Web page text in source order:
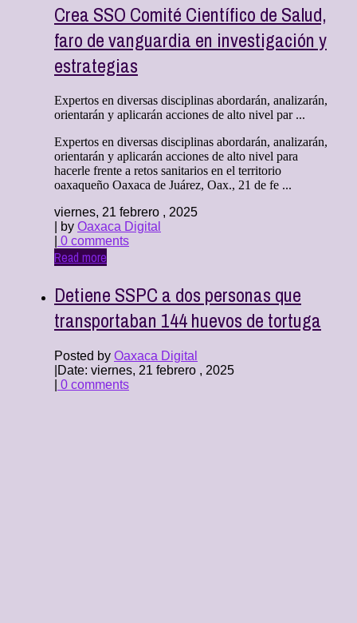
Crea SSO Comité Científico de Salud,
faro de vanguardia en investigación y
estrategias
Expertos en diversas disciplinas abordarán, analizarán,
orientarán y aplicarán acciones de alto nivel par ...
Expertos en diversas disciplinas abordarán, analizarán,
orientarán y aplicarán acciones de alto nivel para
hacerle frente a retos sanitarios en el territorio
oaxaqueño Oaxaca de Juárez, Oax., 21 de fe ...
viernes, 21 febrero , 2025
| by Oaxaca Digital
0 comments
Read more
Detiene SSPC a dos personas que
transportaban 144 huevos de tortuga
Posted by Oaxaca Digital
Date: viernes, 21 febrero , 2025
0 comments